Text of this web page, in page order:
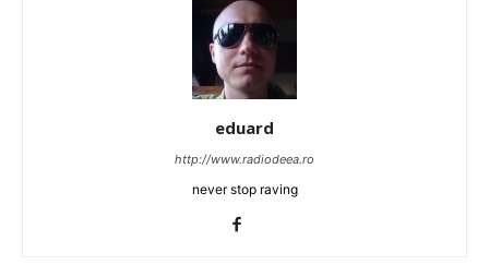
eduard
http://www.radiodeea.ro
never stop raving